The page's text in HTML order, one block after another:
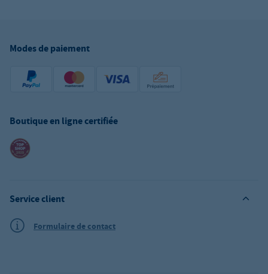
Modes de paiement
Boutique en ligne certifiée
Service client
Formulaire de contact